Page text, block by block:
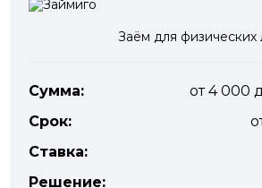
Заём для физических
Сумма:
от 4 000
Срок:
Ставка:
Решение: